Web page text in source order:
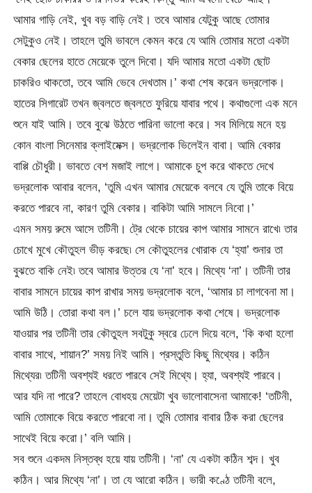
আমার গাড়ি নেই, খুব বড় বাড়ি নেই। তবে আমার যেটুকু আছে তোমার
সেটুকুও নেই। তাহলে তুমি ভাবলে কেমন করে যে আমি তোমার মতো একটা
বেকার ছেলের হাতে মেয়েকে তুলে দিবো। যদি আমার মতো একটা ছোট
চাকরিও থাকতো, তবে আমি ভেবে দেখতাম।’ কথা শেষ করেন ভদ্রলোক।
হাতের সিগারেট তখন জ্বলতে জ্বলতে ফুরিয়ে যাবার পথে। কথাগুলো এক মনে
শুনে যাই আমি। তবে বুঝে উঠতে পারিনা ভালো করে। সব মিলিয়ে মনে হয়
কোন বাংলা সিনেমার ক্লাইমেক্স। ভদ্রলোক ভিলেইন বাবা। আমি বেকার
বাপ্পি চৌধুরী। ভাবতে বেশ মজাই লাগে। আমাকে চুপ করে থাকতে দেখে
ভদ্রলোক আবার বলেন, ‘তুমি এখন আমার মেয়েকে বলবে যে তুমি তাকে বিয়ে
করতে পারবে না, কারণ তুমি বেকার। বাকিটা আমি সামলে নিবো।’
এমন সময় রুমে আসে তটিনী। ট্রে থেকে চায়ের কাপ আমার সামনে রাখে৷ তার
চোখে মুখে কৌতুহল ভীড় করছে৷ সে কৌতুহলের খোরাক যে ‘হ্যা’ শুনার তা
বুঝতে বাকি নেই৷ তবে আমার উত্তর যে ‘না’ হবে। মিথ্যে ‘না’। তটিনী তার
বাবার সামনে চায়ের কাপ রাখার সময় ভদ্রলোক বলে, ‘আমার চা লাগবেনা মা।
আমি উঠি। তোরা কথা বল।’ চলে যায় ভদ্রলোক কথা শেষে। ভদ্রলোক
যাওয়ার পর তটিনী তার কৌতুহল সবটুকু স্বরে ঢেলে দিয়ে বলে, ‘কি কথা হলো
বাবার সাথে, শায়ান?’ সময় নিই আমি। প্রস্তুতি কিছু মিথ্যের। কঠিন
মিথ্যের৷ তটিনী অবশ্যই ধরতে পারবে সেই মিথ্যে। হ্যা, অবশ্যই পারবে।
আর যদি না পারে? তাহলে বোধহয় মেয়েটা খুব ভালোবাসেনা আমাকে! ‘তটিনী,
আমি তোমাকে বিয়ে করতে পারবো না। তুমি তোমার বাবার ঠিক করা ছেলের
সাথেই বিয়ে করো।’ বলি আমি।
সব শুনে একদম নিস্তব্ধ হয়ে যায় তটিনী। ‘না’ যে একটা কঠিন শব্দ। খুব
কঠিন। আর মিথ্যে ‘না’। তা যে আরো কঠিন। ভারী কণ্ঠে তটিনী বলে,